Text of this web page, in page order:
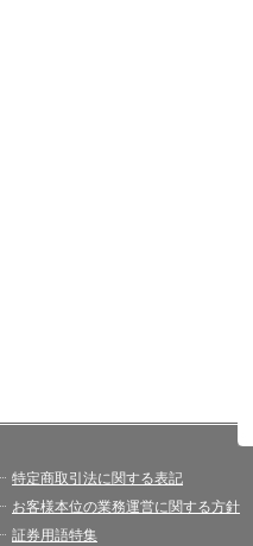
特定商取引法に関する表記
お客様本位の業務運営に関する方針
証券用語特集